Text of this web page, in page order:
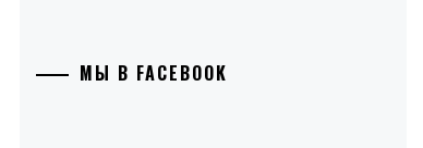
МЫ В FACEBOOK